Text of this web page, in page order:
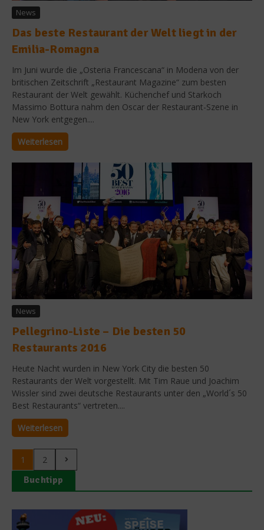
News
Das beste Restaurant der Welt liegt in der
Emilia-Romagna
Im Juni wurde die „Osteria Francescana“ in Modena von der
britischen Zeitschrift „Restaurant Magazine“ zum besten
Restaurant der Welt gewählt. Küchenchef und Starkoch
Massimo Bottura nahm den Oscar der Restaurant-Szene in
New York entgegen....
Weiterlesen
News
Pellegrino-Liste – Die besten 50
Restaurants 2016
Heute Nacht wurden in New York City die besten 50
Restaurants der Welt vorgestellt. Mit Tim Raue und Joachim
Wissler sind zwei deutsche Restaurants unter den „World´s 50
Best Restaurants“ vertreten....
Weiterlesen
1 2
Buchtipp